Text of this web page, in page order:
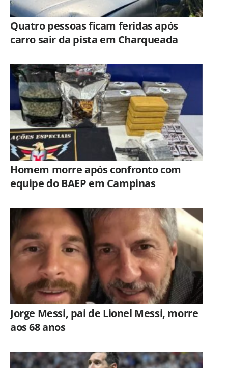
Quatro pessoas ficam feridas após
carro sair da pista em Charqueada
Homem morre após confronto com
equipe do BAEP em Campinas
Jorge Messi, pai de Lionel Messi, morre
aos 68 anos